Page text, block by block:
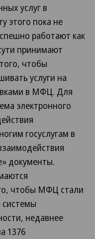
услуг в
этого пока не
работают как
принимают
чтобы
услуги на
в МФЦ. Для
электронного
госуслугам в
документы.
чтобы МФЦ стали
недавнее
1376